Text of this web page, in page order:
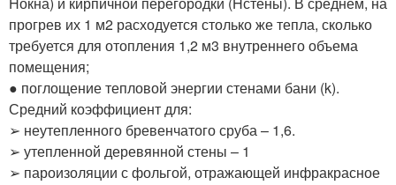
прогрев их 1 м2 расходуется столько же тепла, сколько
требуется для отопления 1,2 м3 внутреннего объема
помещения;
● поглощение тепловой энергии стенами бани (k).
Средний коэффициент для:
➢ неутепленного бревенчатого сруба – 1,6.
➢ утепленной деревянной стены – 1
➢ пароизоляции с фольгой, отражающей инфракрасное